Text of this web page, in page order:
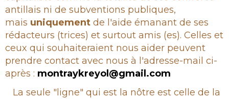
antillais ni de subventions publiques,
mais uniquement de l'aide émanant de ses
rédacteurs (trices) et surtout amis (es). Celles et
ceux qui souhaiteraient nous aider peuvent
prendre contact avec nous à l'adresse-mail ci-
après : montraykreyol@gmail.com
La seule "ligne" qui est la nôtre est celle de la